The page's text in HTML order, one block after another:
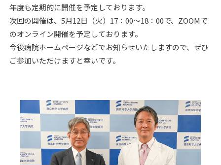
年度も定期的に開催を予定しております。
次回の開催は、5月12日（火）17：00～18：00で、ZOOMで
のオンライン開催を予定しております。
今後病院ホームページなどでお知らせいたしますので、ぜひ
ご参加いただけますと幸いです。